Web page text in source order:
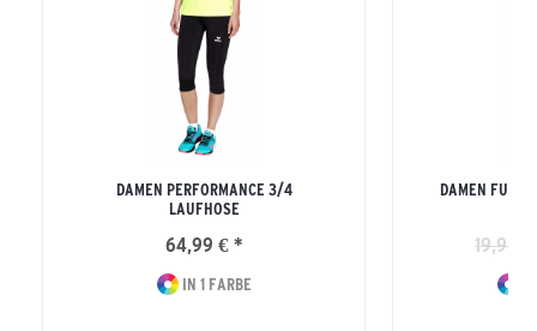
DAMEN PERFORMANCE 3/4
LAUFHOSE
64,99 € *
IN 1 FARBE
DAMEN
19,99